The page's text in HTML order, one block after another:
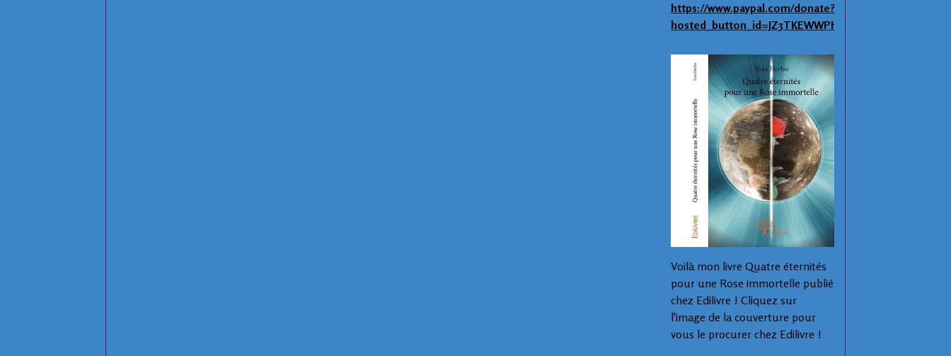
https://www.paypal.com/donate?
hosted_button_id=JZ3TKEWWPHNAS
Voilà mon livre Quatre éternités
pour une Rose immortelle publié
chez Edilivre ! Cliquez sur
l'image de la couverture pour
vous le procurer chez Edilivre !